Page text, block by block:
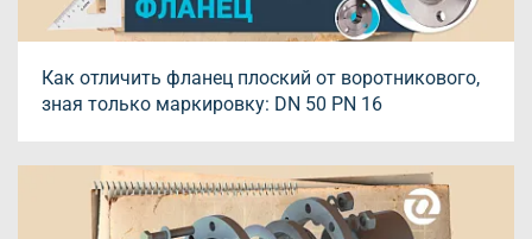
Как отличить фланец плоский от воротникового,
зная только маркировку: DN 50 PN 16